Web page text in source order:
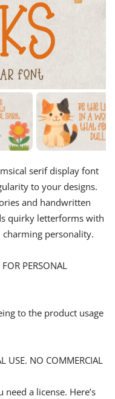
serif display font
to your designs.
and handwritten
quirky letterforms with
personality.
PERSONAL
to the product usage
USE. NO COMMERCIAL
a license. Here’s